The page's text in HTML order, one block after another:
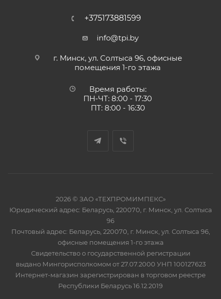
+375173881599
info@tpi.by
г. Минск, ул. Солтыса 96, офисные
помещения 1-го этажа
Время работы:
ПН-ЧТ: 8:00 - 17:30
ПТ: 8:00 - 16:30
2026 © ЗАО «ТЕХПРОМИМПЕКС»
Юридический адрес: Беларусь, 220070, г. Минск, ул. Солтыса
96
Почтовый адрес: Беларусь, 220070, г. Минск, ул. Солтыса 96,
офисные помещения 1-го этажа
Свидетельство о государственной регистрации
выдано Мингорисполкомом от 27.07.2000 УНП 100127623
Интернет-магазин зарегистрирован в торговом реестре
Республики Беларусь 16.12.2019